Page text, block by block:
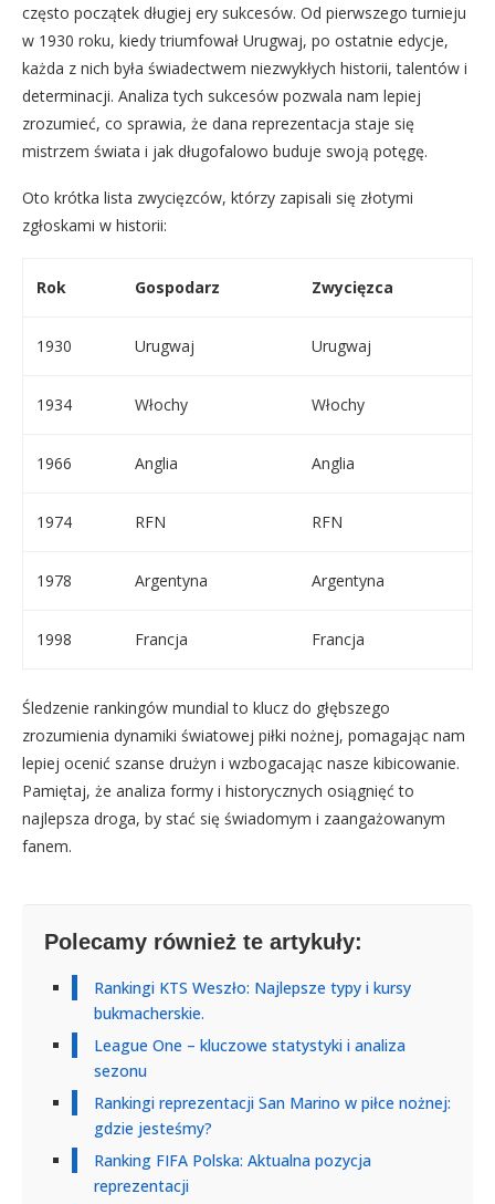
często początek długiej ery sukcesów. Od pierwszego turnieju
w 1930 roku, kiedy triumfował Urugwaj, po ostatnie edycje,
każda z nich była świadectwem niezwykłych historii, talentów i
determinacji. Analiza tych sukcesów pozwala nam lepiej
zrozumieć, co sprawia, że dana reprezentacja staje się
mistrzem świata i jak długofalowo buduje swoją potęgę.
Oto krótka lista zwycięzców, którzy zapisali się złotymi
zgłoskami w historii:
Rok Gospodarz Zwycięzca
1930 Urugwaj Urugwaj
1934 Włochy Włochy
1966 Anglia Anglia
1974 RFN RFN
1978 Argentyna Argentyna
1998 Francja Francja
Śledzenie rankingów mundial to klucz do głębszego
zrozumienia dynamiki światowej piłki nożnej, pomagając nam
lepiej ocenić szanse drużyn i wzbogacając nasze kibicowanie.
Pamiętaj, że analiza formy i historycznych osiągnięć to
najlepsza droga, by stać się świadomym i zaangażowanym
fanem.
Polecamy również te artykuły:
Rankingi KTS Weszło: Najlepsze typy i kursy
bukmacherskie.
League One – kluczowe statystyki i analiza
sezonu
Rankingi reprezentacji San Marino w piłce nożnej:
gdzie jesteśmy?
Ranking FIFA Polska: Aktualna pozycja
reprezentacji